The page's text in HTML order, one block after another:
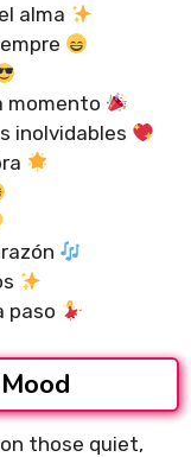
alma
momento
inolvidables
paso
those quiet,